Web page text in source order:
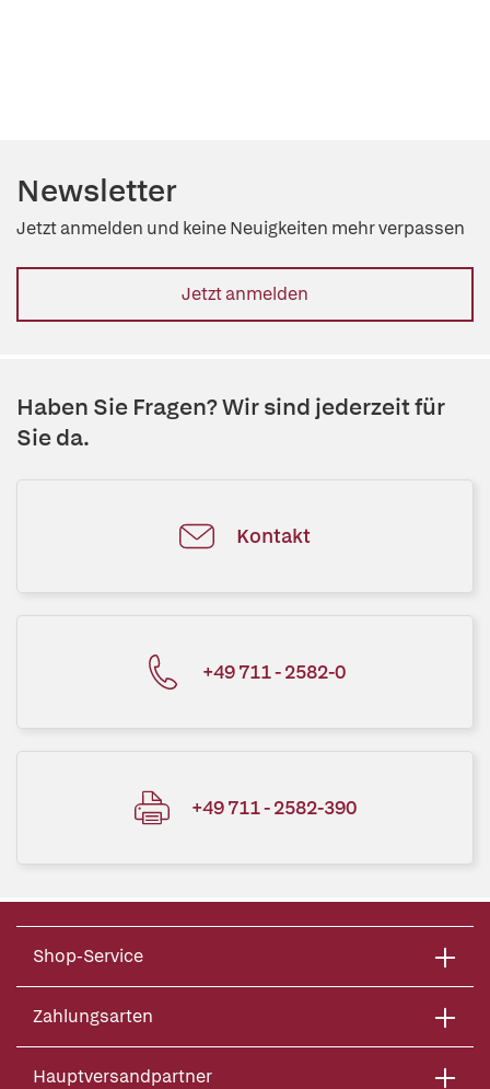
Newsletter
Jetzt anmelden und keine Neuigkeiten mehr verpassen
Jetzt anmelden
Haben Sie Fragen? Wir sind jederzeit für
Sie da.
Kontakt
+49 711 - 2582-0
+49 711 - 2582-390
Shop-Service
Zahlungsarten
Hauptversandpartner